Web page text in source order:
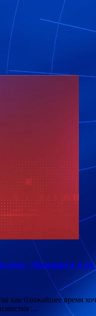
«Концерта я
как ближайшее время
…